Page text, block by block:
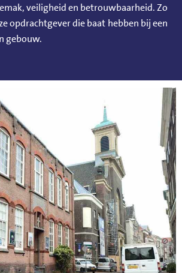
veiligheid en betrouwbaarheid. Zo
opdrachtgever die baat hebben bij een
gebouw.